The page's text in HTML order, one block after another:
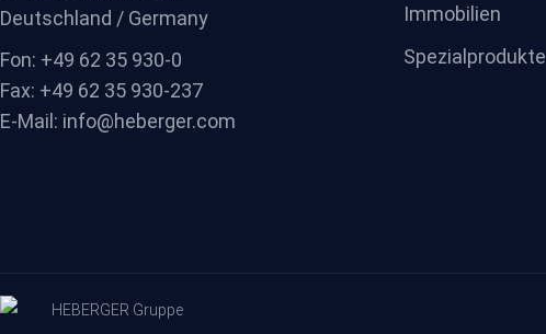
Deutschland / Germany
Fon: +49 62 35 930-0
Fax: +49 62 35 930-237
E-Mail: info@heberger.com
Immobilien
Spezialprodukte